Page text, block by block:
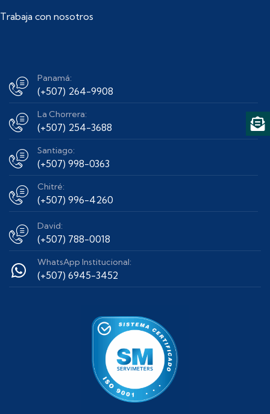
Trabaja con nosotros
Panamá:
(+507) 264-9908
La Chorrera:
(+507) 254-3688
Santiago:
(+507) 998-0363
Chitré:
(+507) 996-4260
David:
(+507) 788-0018
WhatsApp Institucional:
(+507) 6945-3452